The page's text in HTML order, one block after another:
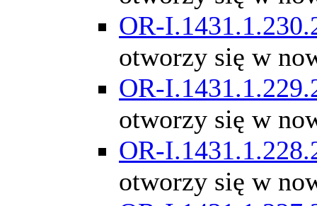
OR-
otworzy się w
OR-
otworzy się w
OR-
otworzy się w